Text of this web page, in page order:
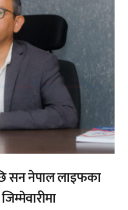
सन नेपाल लाइफका